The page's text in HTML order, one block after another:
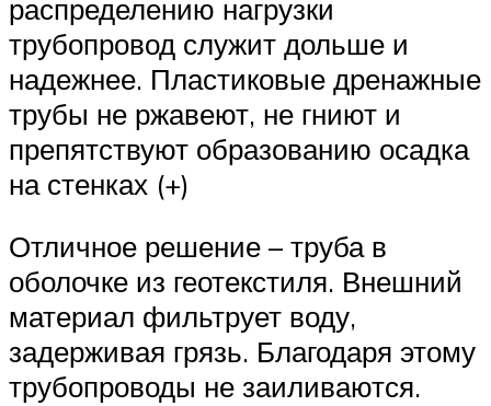
распределению нагрузки
трубопровод служит дольше и
надежнее. Пластиковые дренажные
трубы не ржавеют, не гниют и
препятствуют образованию осадка
на стенках (+)
Отличное решение – труба в
оболочке из геотекстиля. Внешний
материал фильтрует воду,
задерживая грязь. Благодаря этому
трубопроводы не заиливаются.